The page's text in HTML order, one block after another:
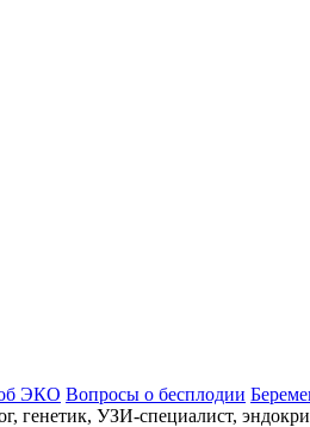
ЭКО Вопросы о бесплодии
УЗИ-специалист,